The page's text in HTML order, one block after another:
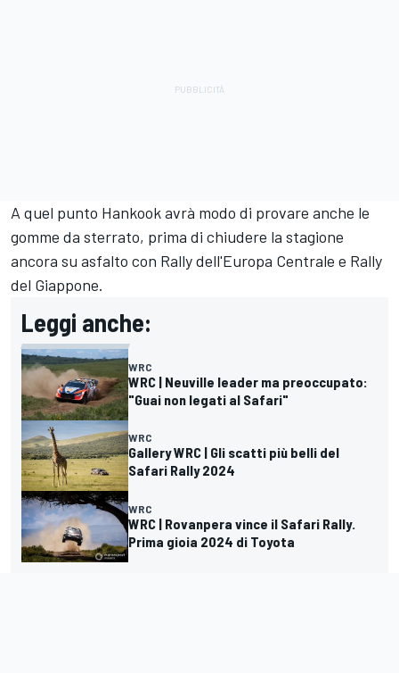
A quel punto Hankook avrà modo di provare anche le
gomme da sterrato, prima di chiudere la stagione
ancora su asfalto con Rally dell'Europa Centrale e Rally
del Giappone.
Leggi anche:
WRC
WRC | Neuville leader ma preoccupato:
"Guai non legati al Safari"
WRC
Gallery WRC | Gli scatti più belli del
Safari Rally 2024
WRC
WRC | Rovanpera vince il Safari Rally.
Prima gioia 2024 di Toyota